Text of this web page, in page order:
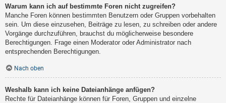
Warum kann ich auf bestimmte Foren nicht zugreifen?
Manche Foren können bestimmten Benutzern oder Gruppen vorbehalten
sein. Um diese einzusehen, Beiträge zu lesen, zu schreiben oder andere
Vorgänge durchzuführen, brauchst du möglicherweise besondere
Berechtigungen. Frage einen Moderator oder Administrator nach
entsprechenden Berechtigungen.
Nach oben
Weshalb kann ich keine Dateianhänge anfügen?
Rechte für Dateianhänge können für Foren, Gruppen und einzelne